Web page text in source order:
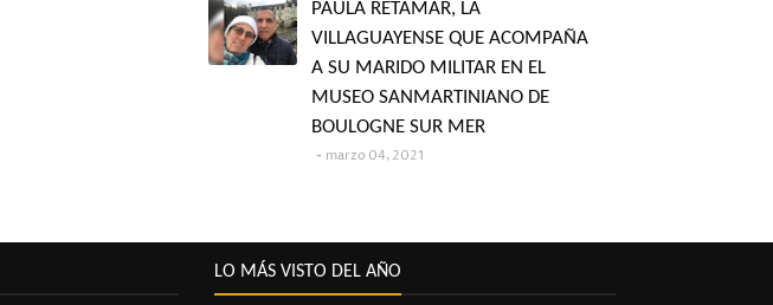
PAULA RETAMAR, LA
VILLAGUAYENSE QUE ACOMPAÑA
A SU MARIDO MILITAR EN EL
MUSEO SANMARTINIANO DE
BOULOGNE SUR MER
marzo 04, 2021
LO MÁS VISTO DEL AÑO